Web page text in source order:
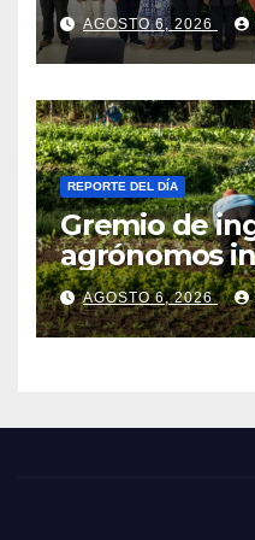
AN de 2015
AGOSTO 6, 2026
REPORTE DEL DÍA
Gremio de
agrónomos
financiar la
familiar
AGOSTO 6, 2026